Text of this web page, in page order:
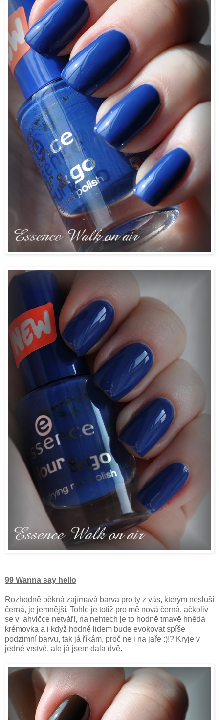
99 Wanna say hello
Rozhodně pěkná zajímavá barva pro ty z vás, kterým nesluší
černá, je jemnější. Tohle je totiž pro mě nová černá, ačkoliv
se v lahvičce netváří, na nehtech je to hodně tmavě hnědá
krémovka a i když hodně lidem bude evokovat spíše
podzimní barvu, tak já říkám, proč ne i na jaře :)!? Kryje v
jedné vrstvě, ale já jsem dala dvě.